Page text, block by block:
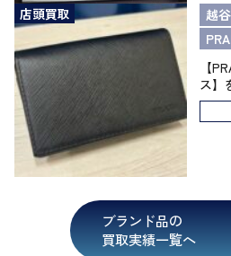
店頭買取 越
【
ス】
ブランド品の
買取実績一覧へ